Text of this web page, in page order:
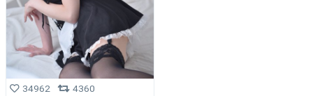
34962
4360